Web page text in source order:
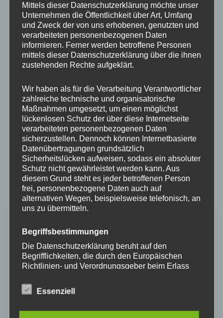
IM BRENNPUNKT
ZEITMANAGEMENT
POLITIK
MEDIEN UND PRESSE
VERHANDLUNG
FÜHRUNGSKRAFT/ LEADERSHIP
PROFESSIONELLES REDEN
REDE UND VORTRÄGE
MODERATION
Kontakt
ADRESSE
Mittels dieser Datenschutzerklärung möchte unser
Unternehmen die Öffentlichkeit über Art, Umfang
und Zweck der von uns erhobenen, genutzten und
verarbeiteten personenbezogenen Daten
informieren. Ferner werden betroffene Personen
mittels dieser Datenschutzerklärung über die ihnen
zustehenden Rechte aufgeklärt.
Wir haben als für die Verarbeitung Verantwortlicher
zahlreiche technische und organisatorische
Maßnahmen umgesetzt, um einen möglichst
lückenlosen Schutz der über diese Internetseite
verarbeiteten personenbezogenen Daten
sicherzustellen. Dennoch können Internetbasierte
Datenübertragungen grundsätzlich
Sicherheitslücken aufweisen, sodass ein absoluter
Schutz nicht gewährleistet werden kann. Aus
diesem Grund steht es jeder betroffenen Person
frei, personenbezogene Daten auch auf
alternativen Wegen, beispielsweise telefonisch, an
uns zu übermitteln.
Begriffsbestimmungen
Die Datenschutzerklärung beruht auf den
Begrifflichkeiten, die durch den Europäischen
Richtlinien- und Verordnungsgeber beim Erlass
verwendet wurden. Unsere Datenschutzerklärung
soll sowohl für die Öffentlichkeit als auch für
Essenziell